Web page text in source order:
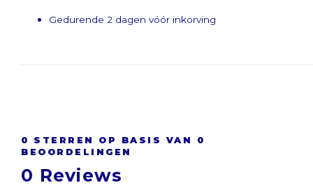
Gedurende 2 dagen vóór inkorving
0 STERREN OP BASIS VAN 0
BEOORDELINGEN
0 Reviews